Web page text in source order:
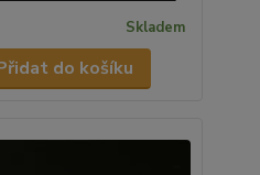
Skladem
do košíku